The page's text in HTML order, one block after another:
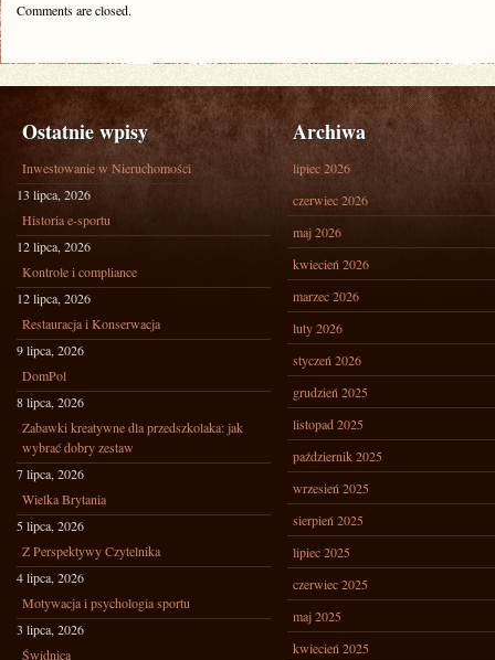
Comments are closed.
Ostatnie wpisy
Inwestowanie w Nieruchomości
13 lipca, 2026
Historia e-sportu
12 lipca, 2026
Kontrole i compliance
12 lipca, 2026
Restauracja i Konserwacja
9 lipca, 2026
DomPol
8 lipca, 2026
Zabawki kreatywne dla przedszkolaka: jak
wybrać dobry zestaw
7 lipca, 2026
Wielka Brytania
5 lipca, 2026
Z Perspektywy Czytelnika
4 lipca, 2026
Motywacja i psychologia sportu
3 lipca, 2026
Świdnica
Archiwa
lipiec 2026
czerwiec 2026
maj 2026
kwiecień 2026
marzec 2026
luty 2026
styczeń 2026
grudzień 2025
listopad 2025
październik 2025
wrzesień 2025
sierpień 2025
lipiec 2025
czerwiec 2025
maj 2025
kwiecień 2025